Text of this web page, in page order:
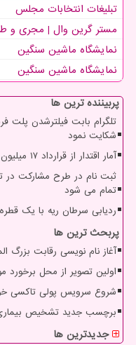
تبلیغات انتخابات مجلس
مستر گرین وال | مجری و
نمایشگاه ماشین سنگین
نمایشگاه ماشین سنگین
پربیننده ترین ها
تلگرام بابت فیلترشدن پلت
شکایت نمود
آمار اقتدار از قرارداد ۱۷ میلیون دلاری نانویی تا جایگاه چهارمی دنیا
تمام می شود
ردیابی سرطان ریه با یک
پربحث ترین ها
آغاز نام نویسی رقابت بزرگ
اولین تصویر از محل برخورد
شروع سرویس پولی تاکسی
برچسب جدید تشخیص
جدیدترین ها